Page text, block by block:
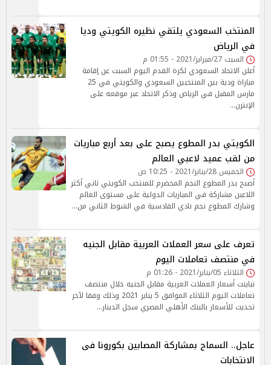
المنتخب السعودي يلتقي نظيره الكويتي وديا
في الرياض
السبت 27/فبراير/2021 - 01:55 م
أعلن الاتحاد السعودي لكرة القدم اليوم السبت عن إقامة
مباراة ودية بين المنتخبين السعودي والكويتي في 25
مارس المقبل في الرياض وذكر الاتحاد عبر موقعه على
الإنترن…
الكويتي بدر المطوع يصبح على بعد أربع مباريات
من لقب عميد لاعبي العالم
الخميس 28/يناير/2021 - 10:25 ص
أصبح بدر المطوع النجم المخضرم للمنتخب الكويتي ثاني أكثر
اللاعبن مشاركة في المباريات الدولية على مستوى العالم
وشارك المطوع نجم نادي القادسية في الشوط الثاني من…
تعرف على سعر العملات العربية مقابل الجنيه
في منتصف تعاملات اليوم
الثلاثاء 05/يناير/2021 - 01:26 م
تباينت أسعار العملات العربية مقابل الجنيه خلال منتصف
تعاملات اليوم الثلاثاء الموافق 5 يناير 2021 وذلك وفقا لآخر
تحديث للأسعار بالبنك الأهلي المصري سجل الدينار…
عاجل.. السماح بمشاركة المصابين بكورونا فى
الانتخابات